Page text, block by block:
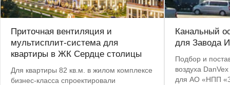
Приточная вентиляция и
мультисплит-система для
квартиры в ЖК Сердце столицы
Для квартиры 82 кв.м. в жилом комплексе
бизнес-класса спроектировали
Канальный
для Завода
Подбор и
воздуха
для АО «НПП